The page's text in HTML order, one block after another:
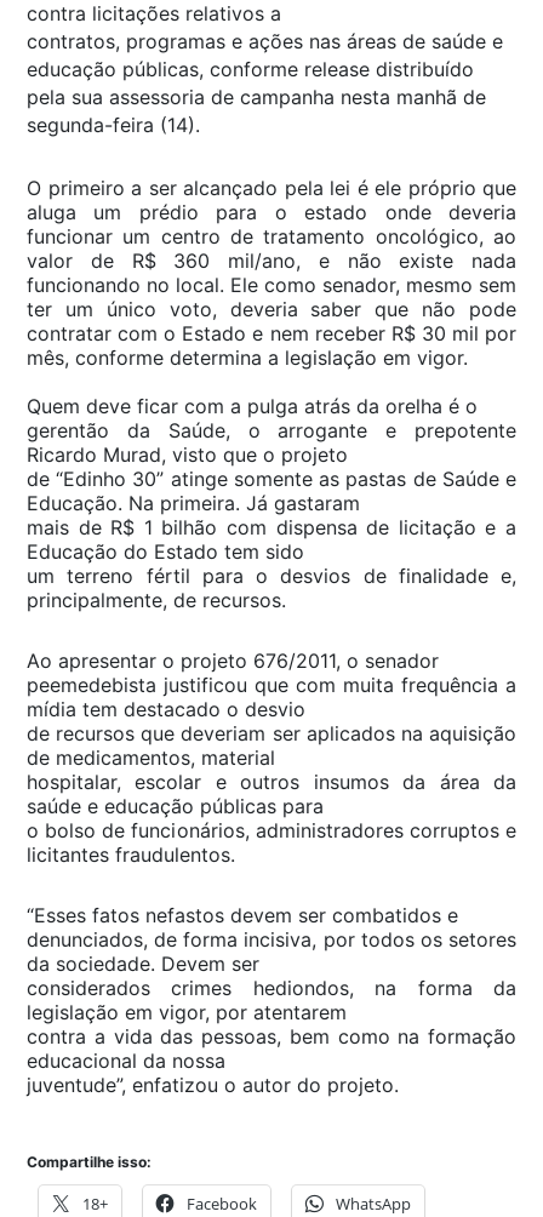
contra licitações relativos a
contratos, programas e ações nas áreas de saúde e
educação públicas, conforme release distribuído
pela sua assessoria de campanha nesta manhã de
segunda-feira (14).
O primeiro a ser alcançado pela lei é ele próprio que
aluga um prédio para o estado onde deveria
funcionar um centro de tratamento oncológico, ao
valor de R$ 360 mil/ano, e não existe nada
funcionando no local. Ele como senador, mesmo sem
ter um único voto, deveria saber que não pode
contratar com o Estado e nem receber R$ 30 mil por
mês, conforme determina a legislação em vigor.
Quem deve ficar com a pulga atrás da orelha é o
gerentão da Saúde, o arrogante e prepotente
Ricardo Murad, visto que o projeto
de “Edinho 30” atinge somente as pastas de Saúde e
Educação. Na primeira. Já gastaram
mais de R$ 1 bilhão com dispensa de licitação e a
Educação do Estado tem sido
um terreno fértil para o desvios de finalidade e,
principalmente, de recursos.
Ao apresentar o projeto 676/2011, o senador
peemedebista justificou que com muita frequência a
mídia tem destacado o desvio
de recursos que deveriam ser aplicados na aquisição
de medicamentos, material
hospitalar, escolar e outros insumos da área da
saúde e educação públicas para
o bolso de funcionários, administradores corruptos e
licitantes fraudulentos.
“Esses fatos nefastos devem ser combatidos e
denunciados, de forma incisiva, por todos os setores
da sociedade. Devem ser
considerados crimes hediondos, na forma da
legislação em vigor, por atentarem
contra a vida das pessoas, bem como na formação
educacional da nossa
juventude”, enfatizou o autor do projeto.
Compartilhe isso:
18+ Facebook WhatsApp